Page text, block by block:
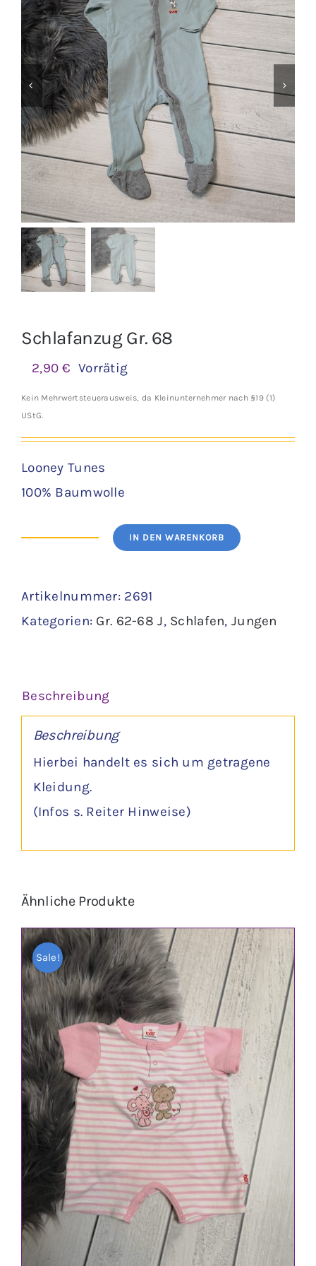
Jungen
Mädchen
Accesoires
Schuhe / Socken
Babyausstattung
Krims Krams
Schlafanzug Gr. 68
2,90€ Vorrätig
Kein Mehrwertsteuerausweis, da Kleinunternehmer nach §19 (1)
UStG.
Looney Tunes
100% Baumwolle
Schlafanzug
68
Menge
IN DEN WARENKORB
Artikelnummer: 2691
Kategorien: Gr. 62-68 J, Schlafen, Jungen
Beschreibung
Beschreibung
Hierbei handelt es sich um getragene
Kleidung.
(Infos s. Reiter Hinweise)
Ähnliche Produkte
Sale!